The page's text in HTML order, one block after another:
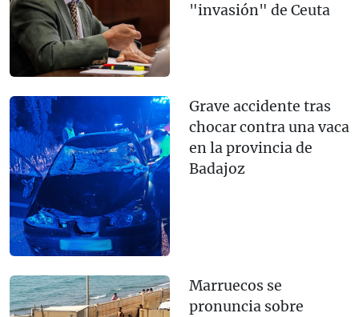
"invasión" de Ceuta
Grave accidente tras
chocar contra una vaca
en la provincia de
Badajoz
Marruecos se
pronuncia sobre